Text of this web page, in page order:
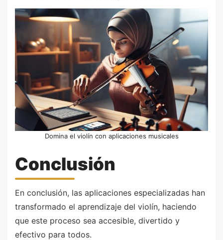
Domina el violín con aplicaciones musicales
Conclusión
En conclusión, las aplicaciones especializadas han
transformado el aprendizaje del violín, haciendo
que este proceso sea accesible, divertido y
efectivo para todos.